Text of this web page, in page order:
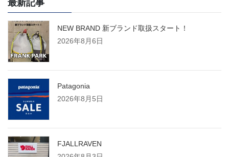
最新記事
NEW BRAND 新ブランド取扱スタート！
2026年8月6日
Patagonia
2026年8月5日
FJALLRAVEN